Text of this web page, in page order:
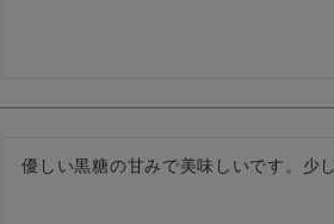
優しい黒糖の甘みで美味しいです。少